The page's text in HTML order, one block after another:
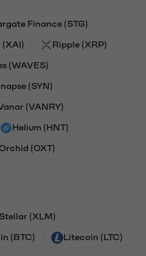
Finance (STG)
(XAI) Ripple (XRP)
(WAVES)
(SYN)
(VANRY)
Helium (HNT)
(OXT)
Stellar (XLM)
(BTC) Litecoin (LTC)